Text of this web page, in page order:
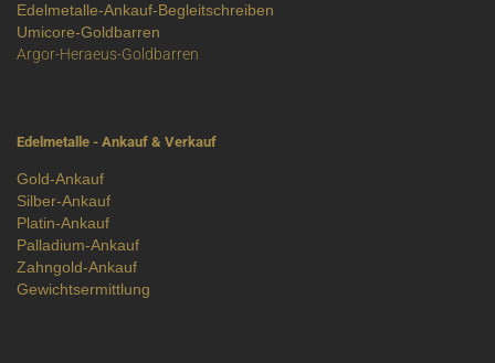
Edelmetalle-Ankauf-Begleitschreiben
Umicore-Goldbarren
Argor-Heraeus-Goldbarren
Edelmetalle - Ankauf & Verkauf
Gold-Ankauf
Silber-Ankauf
Platin-Ankauf
Palladium-Ankauf
Zahngold-Ankauf
Gewichtsermittlung